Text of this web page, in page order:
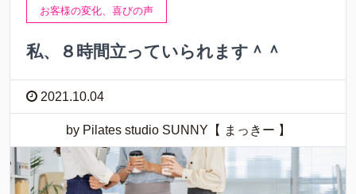
お客様の変化、喜びの声
私、８時間立っていられます＾＾
2021.10.04
by Pilates studio SUNNY【 まっきー 】